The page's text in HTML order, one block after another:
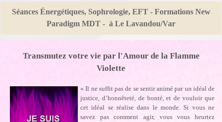
Séances Énergétiques, Sophrologie, EFT - Formations New
Paradigm MDT - à Le Lavandou/Var
Transmutez votre vie par l'Amour de la Flamme
Violette
« Il ne suffit pas de se sentir animé par un idéal de
justice, d’honnêteté, de bonté, et de vouloir que
cet idéal se réalise dans le monde. Si vous ne
savez pas comment agir, vous vous heurtez